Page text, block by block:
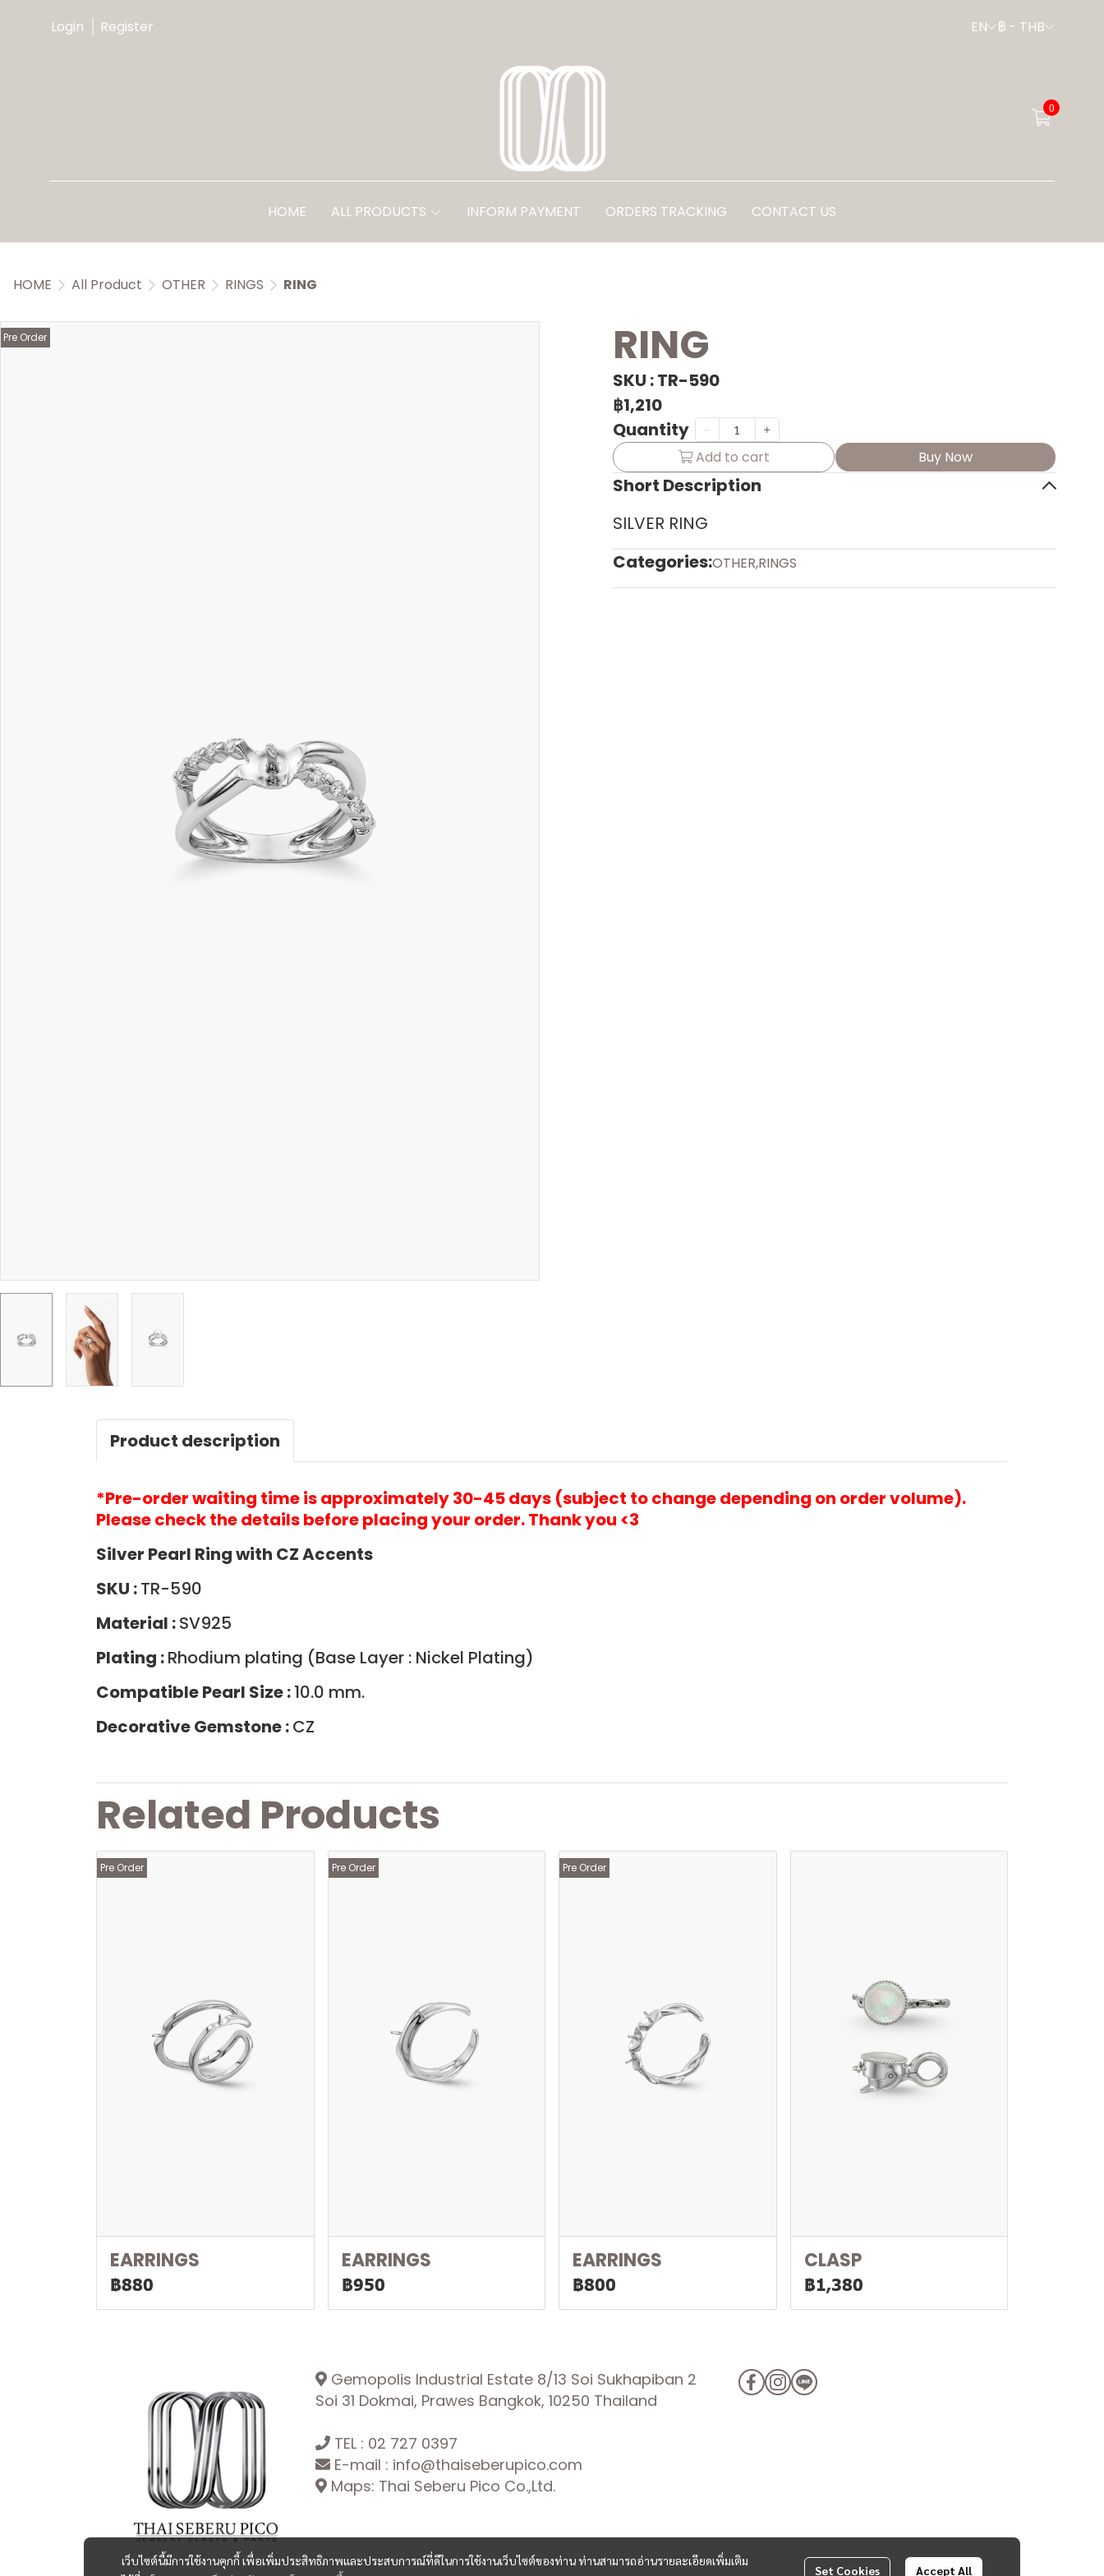
Login Register EN ฿ - THB
0
HOME ALL PRODUCTS INFORM PAYMENT ORDERS TRACKING CONTACT US
HOME All Product OTHER RINGS RING
Pre Order RING
SKU : TR-590
฿1,210
Quantity
Add to cart Buy Now
Short Description
SILVER RING
Categories:OTHER,RINGS
Product description
*Pre-order waiting time is approximately 30-45 days (subject to change depending on order volume).
Please check the details before placing your order. Thank you <3
Silver Pearl Ring with CZ Accents
SKU :TR-590
Material :SV925
Plating :Rhodium plating (Base Layer : Nickel Plating)
Compatible Pearl Size :10.0 mm.
Decorative Gemstone :CZ
Related Products
Pre Order
EARRINGS
฿880
Pre Order
EARRINGS
฿950
Pre Order
EARRINGS
฿800
CLASP
฿1,380
เว็บไซต์นี้มีการใช้งานคุกกี้ เพื่อเพิ่มประสิทธิภาพและประสบการณ์ที่ดีในการใช้งานเว็บไซต์ของท่าน ท่านสามารถอ่านรายละเอียดเพิ่มเติม
Set Cookies Accept All
Gemopolis Industrial Estate 8/13 Soi Sukhapiban 2
Soi 31 Dokmai, Prawes Bangkok, 10250 Thailand
TEL : 02 727 0397
E-mail : info@thaiseberupico.com
Maps: Thai Seberu Pico Co.,Ltd.